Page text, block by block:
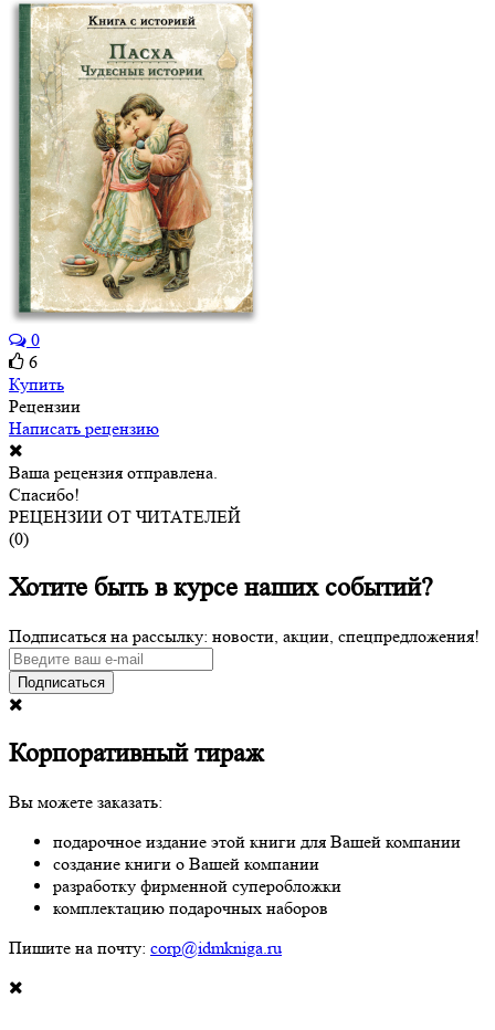
0
6
Купить
Рецензии
Написать рецензию
Ваша рецензия отправлена.
Спасибо!
РЕЦЕНЗИИ ОТ ЧИТАТЕЛЕЙ
(0)
Хотите быть в курсе наших событий?
Подписаться на рассылку: новости, акции, спецпредложения!
Подписаться
Корпоративный тираж
Вы можете заказать:
подарочное издание этой книги для Вашей компании
создание книги о Вашей компании
разработку фирменной суперобложки
комплектацию подарочных наборов
Пишите на почту: corp@idmkniga.ru